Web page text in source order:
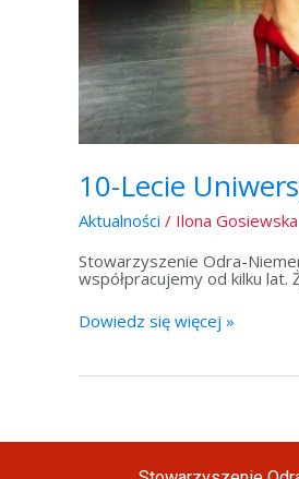
10-Lecie
Aktualności / Ilona Gosiewska
Stowarzyszenie Odra-
współpracujemy od kilku lat.
Dowiedz się więcej »